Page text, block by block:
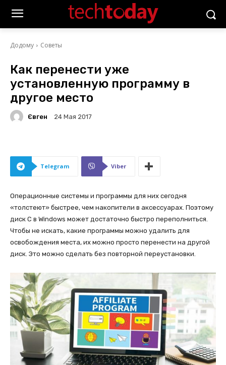
Додому Советы
Как перенести уже
установленную программу в
другое место
Євген 24 Мая 2017
Telegram Viber
Операционные системы и программы для них сегодня
«толстеют» быстрее, чем накопители в аксессуарах. Поэтому
диск C в Windows может достаточно быстро переполниться.
Чтобы не искать, какие программы можно удалить для
освобождения места, их можно просто перенести на другой
диск. Это можно сделать без повторной переустановки.